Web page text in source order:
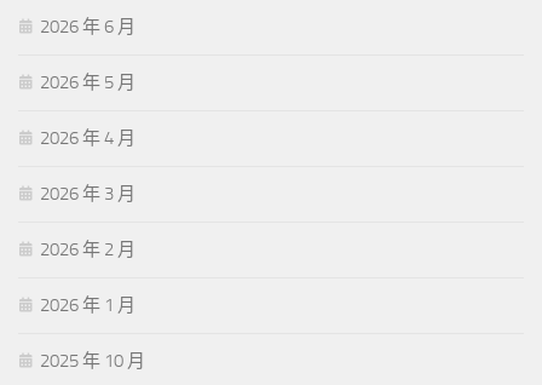
2026 年 6 月
2026 年 5 月
2026 年 4 月
2026 年 3 月
2026 年 2 月
2026 年 1 月
2025 年 10 月